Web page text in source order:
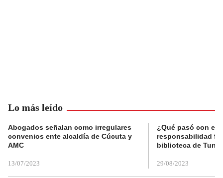
Lo más leído
Abogados señalan como irregulares
convenios ente alcaldía de Cúcuta y
AMC
13/07/2023
¿Qué pasó con el
responsabilidad
biblioteca de
29/08/2023